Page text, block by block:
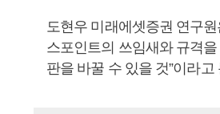
도현우 미래에셋증권 연구
스포인트의 쓰임새와 규격
판을 바꿀 수 있을 것”이라